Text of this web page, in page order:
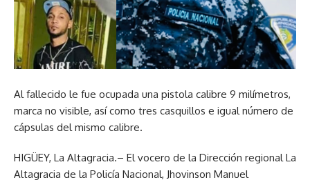
Al fallecido le fue ocupada una pistola calibre 9 milímetros,
marca no visible, así como tres casquillos e igual número de
cápsulas del mismo calibre.
HIGÜEY, La Altagracia.– El vocero de la Dirección regional La
Altagracia de la Policía Nacional, Jhovinson Manuel